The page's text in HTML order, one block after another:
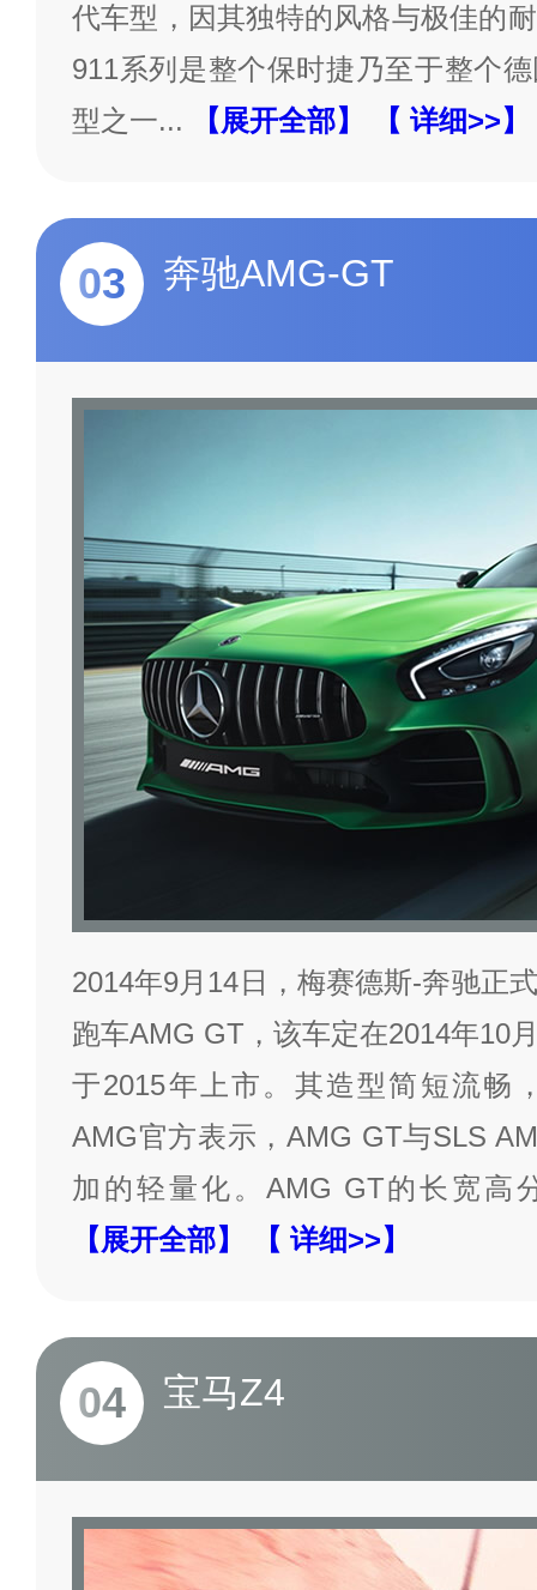
代车型，因其独特的风格与极佳的
911系列是整个保时捷乃至于整个
型之一... 【展开全部】 【 详细>>】
03 奔驰AMG-GT
2014年9月14日，梅赛德斯-奔驰正
跑车AMG GT，该车定在2014年10
于2015年上市。其造型简短流畅
AMG官方表示，AMG GT与SLS
加的轻量化。AMG GT的长宽高
【展开全部】
【 详细>>】
04 宝马Z4